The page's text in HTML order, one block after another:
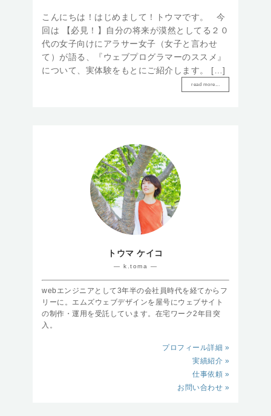
こんにちは！はじめまして！トウマです。 今
回は 【必見！】自分の将来が漠然としてる２０
代の女子向けにアラサー女子（女子と言わせ
て）が語る、『ウェブプログラマーのススメ』
について、実体験をもとにご紹介します。 […]
read more...
トウマ ケイコ
― k.toma ―
webエンジニアとして3年半の会社員時代を経てからフ
リーに。エムズウェブデザインを屋号にウェブサイト
の制作・運用を受託しています。在宅ワーク2年目突
入。
プロフィール詳細 »
実績紹介 »
仕事依頼 »
お問い合わせ »